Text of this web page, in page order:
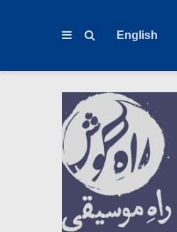
English